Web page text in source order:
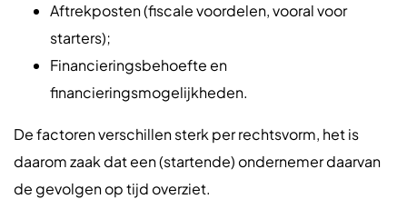
Aftrekposten (fiscale voordelen, vooral voor
starters);
Financieringsbehoefte en
financieringsmogelijkheden.
De factoren verschillen sterk per rechtsvorm, het is
daarom zaak dat een (startende) ondernemer daarvan
de gevolgen op tijd overziet.